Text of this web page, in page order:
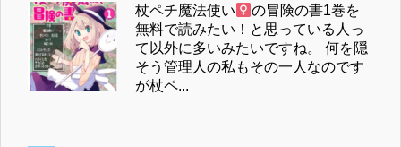
杖ペチ魔法使い
の冒険の書1巻を
無料で読みたい！と思っている人っ
て以外に多いみたいですね。 何を隠
そう管理人の私もその一人なのです
が杖ペ...